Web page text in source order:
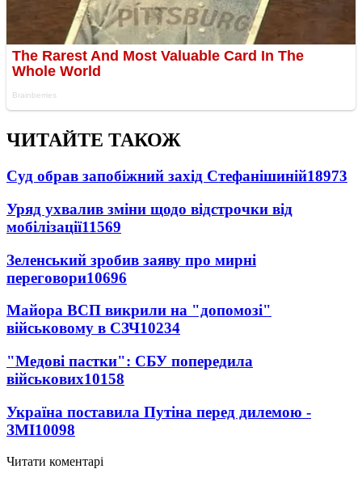
ЧИТАЙТЕ ТАКОЖ
Суд обрав запобіжний захід Стефанішиній18973
Уряд ухвалив зміни щодо відстрочки від
мобілізації11569
Зеленський зробив заяву про мирні
переговори10696
Майора ВСП викрили на "допомозі"
військовому в СЗЧ10234
"Медові пастки": СБУ попередила
військових10158
Україна поставила Путіна перед дилемою -
ЗМІ10098
Читати коментарі